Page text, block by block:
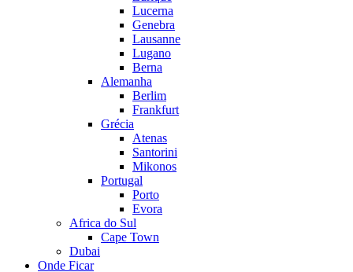
Lucerna
Genebra
Lausanne
Lugano
Berna
Alemanha
Berlim
Frankfurt
Grécia
Atenas
Santorini
Mikonos
Portugal
Porto
Evora
Africa do Sul
Cape Town
Dubai
Onde Ficar